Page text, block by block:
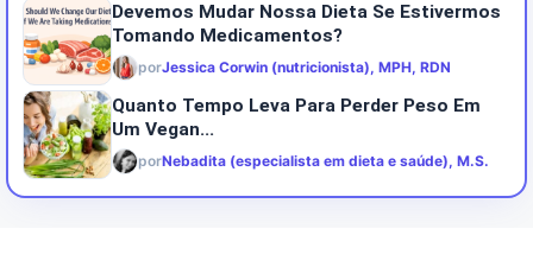
Devemos Mudar Nossa Dieta Se Estivermos
Tomando Medicamentos?
porJessica Corwin (nutricionista), MPH, RDN
Quanto Tempo Leva Para Perder Peso Em
Um Vegan...
porNebadita (especialista em dieta e saúde), M.S.